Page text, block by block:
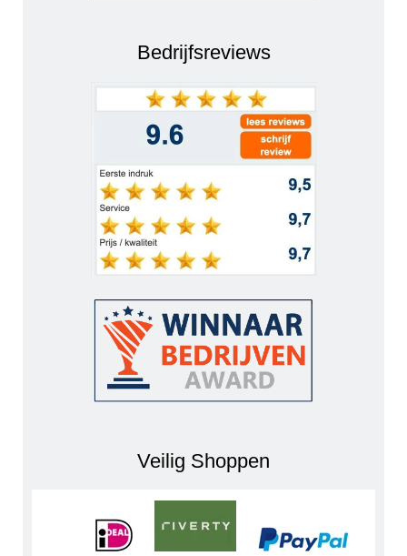
Bedrijfsreviews
Veilig Shoppen